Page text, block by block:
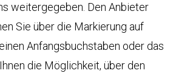
weitergegeben. Den Anbieter
Sie über die Markierung auf
Anfangsbuchstaben oder das
die Möglichkeit, über den